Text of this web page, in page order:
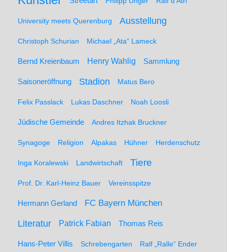
University meets Querenburg Ausstellung
Christoph Schurian Michael „Ata“ Lameck
Bernd Kreienbaum Henry Wahlig Sammlung
Saisoneröffnung Stadion Matus Bero
Felix Passlack Lukas Daschner Noah Loosli
Jüdische Gemeinde Andres Itzhak Bruckner
Synagoge Religion Alpakas Hühner Herdenschutz
Inga Koralewski Landwirtschaft Tiere
Prof. Dr. Karl-Heinz Bauer Vereinsspitze
Hermann Gerland FC Bayern München
Literatur Patrick Fabian Thomas Reis
Hans-Peter Villis Schrebengarten Ralf „Ralle“ Ender